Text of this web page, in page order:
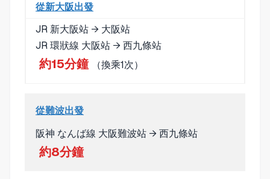
從新大阪出發
JR 新大阪站 → 大阪站
JR 環狀線 大阪站 → 西九條站
約15分鐘 （換乘1次）
從難波出發
阪神 なんば線 大阪難波站 → 西九條站
約8分鐘